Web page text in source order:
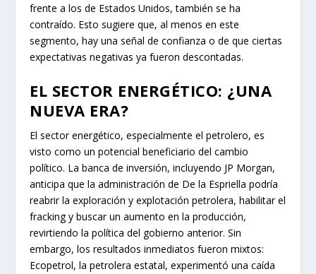
frente a los de Estados Unidos, también se ha
contraído. Esto sugiere que, al menos en este
segmento, hay una señal de confianza o de que ciertas
expectativas negativas ya fueron descontadas.
EL SECTOR ENERGÉTICO: ¿UNA
NUEVA ERA?
El sector energético, especialmente el petrolero, es
visto como un potencial beneficiario del cambio
político. La banca de inversión, incluyendo JP Morgan,
anticipa que la administración de De la Espriella podría
reabrir la exploración y explotación petrolera, habilitar el
fracking y buscar un aumento en la producción,
revirtiendo la política del gobierno anterior. Sin
embargo, los resultados inmediatos fueron mixtos:
Ecopetrol, la petrolera estatal, experimentó una caída